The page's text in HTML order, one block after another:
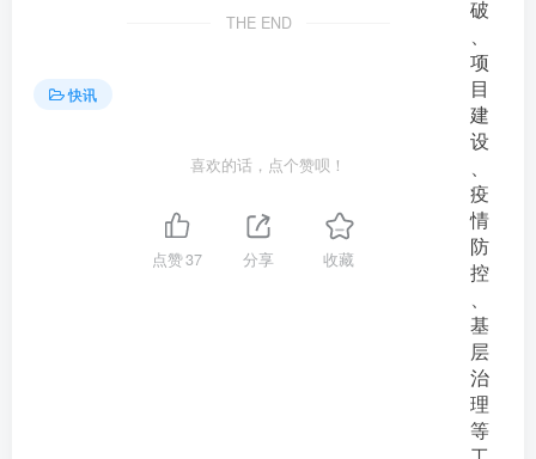
THE END
快讯
喜欢的话，点个赞呗！
点赞37 分享 收藏